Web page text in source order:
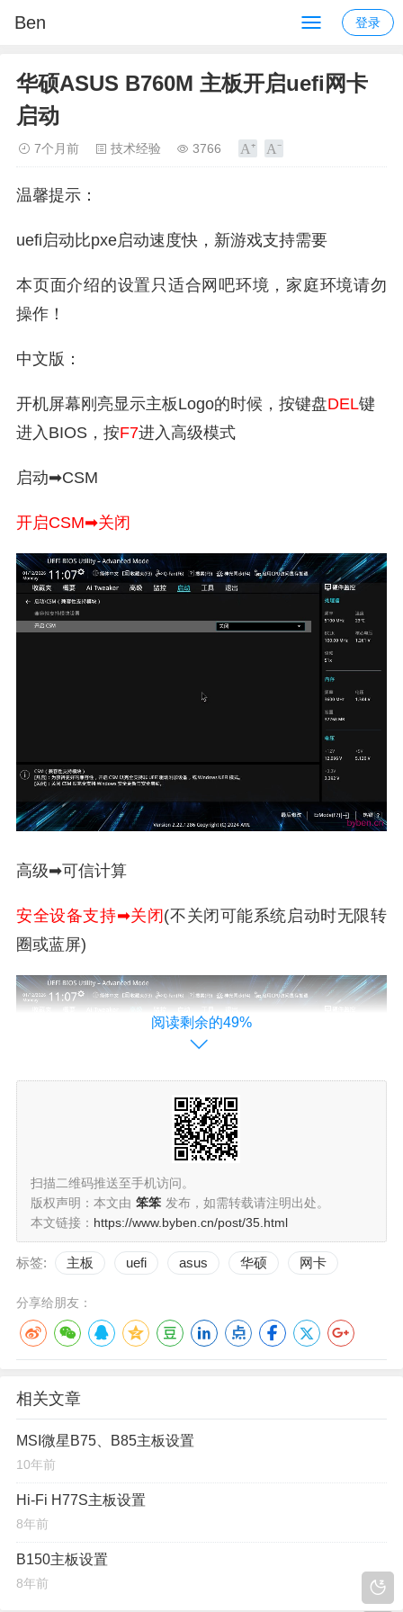
Ben 登录
华硕ASUS B760M 主板开启uefi网卡
启动
7个月前 技术经验 3766
温馨提示：
uefi启动比pxe启动速度快，新游戏支持需要
本页面介绍的设置只适合网吧环境，家庭环境请勿
操作！
中文版：
开机屏幕刚亮显示主板Logo的时候，按键盘DEL键
进入BIOS，按F7进入高级模式
启动➡CSM
开启CSM➡关闭
高级➡可信计算
安全设备支持➡关闭 (不关闭可能系统启动时无限转
圈或蓝屏)
高级➡网络堆栈
网络堆栈➡开启(开启UEFI启动)
动时间过长)
阅读剩余的49%
扫描二维码推送至手机访问。
版权声明：本文由 笨笨 发布，如需转载请注明出处。
本文链接： https://www.byben.cn/post/35.html
标签: 主板 uefi asus 华硕 网卡
分享给朋友：
相关文章
MSI微星B75、B85主板设置
10年前
Hi-Fi H77S主板设置
8年前
B150主板设置
8年前